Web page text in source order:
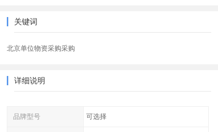
关键词
北京单位物资采购采购
详细说明
品牌型号 可选择